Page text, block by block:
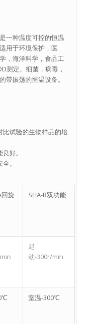
一种温度可控的恒温
用于环境保护，医
，海洋科学，食品工
测定。细菌，病毒，
带振荡的恒温设备。
试验的生物样品的培
好。
。
回旋 SHA-B双功能
起
动-300r/min
室温-300℃